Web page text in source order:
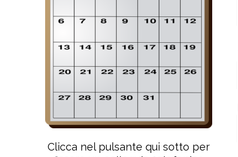
Clicca nel pulsante qui sotto per